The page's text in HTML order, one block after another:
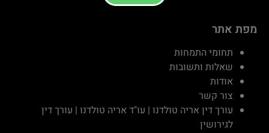
מפת אתר
תחומי התמחות
שאלות ותשובות
אודות
צור קשר
עורך דין אריה טולדנו | עו"ד אריה טולדנו | עורך דין
לגירושין